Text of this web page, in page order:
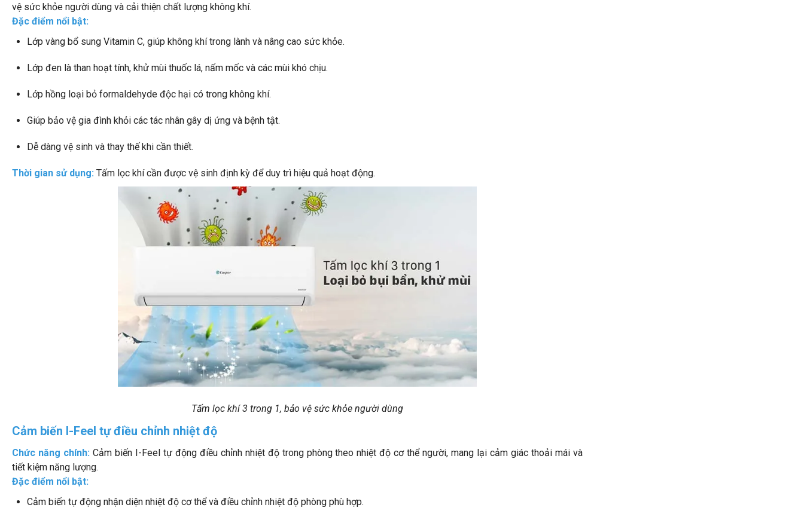
vệ sức khỏe người dùng và cải thiện chất lượng không khí.
Đặc điểm nổi bật:
Lớp vàng bổ sung Vitamin C, giúp không khí trong lành và nâng cao sức khỏe.
Lớp đen là than hoạt tính, khử mùi thuốc lá, nấm mốc và các mùi khó chịu.
Lớp hồng loại bỏ formaldehyde độc hại có trong không khí.
Giúp bảo vệ gia đình khỏi các tác nhân gây dị ứng và bệnh tật.
Dễ dàng vệ sinh và thay thế khi cần thiết.
Thời gian sử dụng: Tấm lọc khí cần được vệ sinh định kỳ để duy trì hiệu quả hoạt động.
Tấm lọc khí 3 trong 1, bảo vệ sức khỏe người dùng
Cảm biến I-Feel tự điều chỉnh nhiệt độ
Chức năng chính: Cảm biến I-Feel tự động điều chỉnh nhiệt độ trong phòng theo nhiệt độ cơ thể người, mang lại cảm giác thoải mái và
tiết kiệm năng lượng.
Đặc điểm nổi bật:
Cảm biến tự động nhận diện nhiệt độ cơ thể và điều chỉnh nhiệt độ phòng phù hợp.